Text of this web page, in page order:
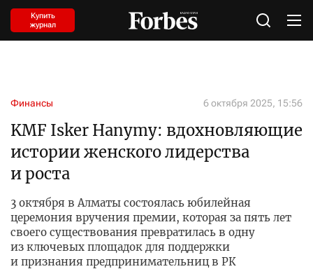
Купить
журнал
Финансы 6 октября 2025, 15:56
KMF Isker Hanymy: вдохновляющие
истории женского лидерства
и роста
3 октября в Алматы состоялась юбилейная
церемония вручения премии, которая за пять лет
своего существования превратилась в одну
из ключевых площадок для поддержки
и признания предпринимательниц в РК